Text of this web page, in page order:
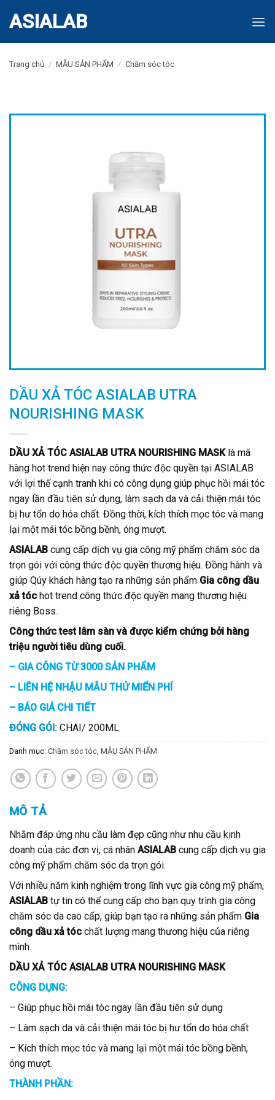
ASIALAB
Trang chủ / MẪU SẢN PHẨM / Chăm sóc tóc
DẦU XẢ TÓC ASIALAB UTRA
NOURISHING MASK
DẦU XẢ TÓC ASIALAB UTRA NOURISHING MASK là mã
hàng hot trend hiện nay công thức độc quyền tại ASIALAB
với lợi thế cạnh tranh khi có công dụng giúp phục hồi mái tóc
ngay lần đầu tiên sử dụng, làm sạch da và cải thiện mái tóc
bị hư tổn do hóa chất. Đồng thời, kích thích mọc tóc và mang
lại một mái tóc bồng bềnh, óng mượt.
ASIALAB cung cấp dịch vụ gia công mỹ phẩm chăm sóc da
trọn gói với công thức độc quyền thương hiệu. Đồng hành và
giúp Qúy khách hàng tạo ra những sản phẩm Gia công dầu
xả tóc hot trend công thức độc quyền mang thương hiệu
riêng Boss.
Công thức test lâm sàn và được kiểm chứng bởi hàng
triệu người tiêu dùng cuối.
– GIA CÔNG TỪ 3000 SẢN PHẨM
– LIÊN HỆ NHẬU MẪU THỬ MIỂN PHÍ
– BÁO GIÁ CHI TIẾT
ĐÓNG GÓI: CHAI/ 200ML
Danh mục: Chăm sóc tóc, MẪU SẢN PHẨM
MÔ TẢ
Nhằm đáp ứng nhu cầu làm đẹp cũng như nhu cầu kinh
doanh của các đơn vị, cá nhân ASIALAB cung cấp dịch vụ gia
công mỹ phẩm chăm sóc da trọn gói.
Với nhiều năm kinh nghiệm trong lĩnh vực gia công mỹ phẩm,
ASIALAB tự tin có thể cung cấp cho bạn quy trình gia công
chăm sóc da cao cấp, giúp bạn tạo ra những sản phẩm Gia
công dầu xả tóc chất lượng mang thương hiệu của riêng
mình.
DẦU XẢ TÓC ASIALAB UTRA NOURISHING MASK
CÔNG DỤNG:
– Giúp phục hồi mái tóc ngay lần đầu tiên sử dụng
– Làm sạch da và cải thiện mái tóc bị hư tổn do hóa chất
– Kích thích mọc tóc và mang lại một mái tóc bồng bềnh,
óng mượt.
THÀNH PHẦN: